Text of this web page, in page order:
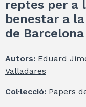
reptes per a
benestar a
de Barcelona
Autors: Eduard
Valladares
Col·lecció: Papers